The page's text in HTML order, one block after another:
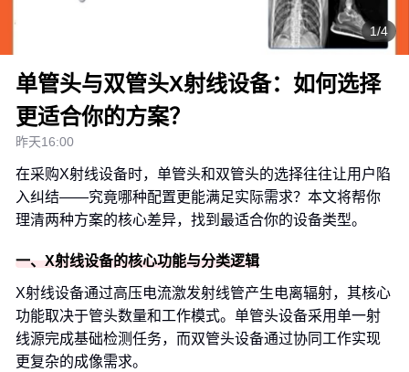
1/4
单管头与双管头X射线设备：如何选择
更适合你的方案？
昨天16:00
在采购X射线设备时，单管头和双管头的选择往往让用户陷
入纠结——究竟哪种配置更能满足实际需求？本文将帮你
理清两种方案的核心差异，找到最适合你的设备类型。
一、X射线设备的核心功能与分类逻辑
X射线设备通过高压电流激发射线管产生电离辐射，其核心
功能取决于管头数量和工作模式。单管头设备采用单一射
线源完成基础检测任务，而双管头设备通过协同工作实现
更复杂的成像需求。